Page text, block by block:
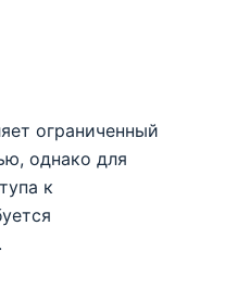
ограниченный
однако для
к